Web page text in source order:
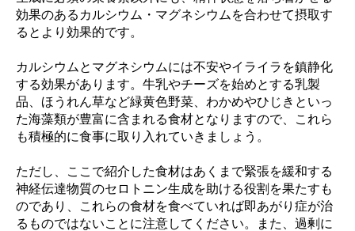
効果のあるカルシウム・マグネシウムを合わせて摂取す
るとより効果的です。
カルシウムとマグネシウムには不安やイライラを鎮静化
する効果があります。牛乳やチーズを始めとする乳製
品、ほうれん草など緑黄色野菜、わかめやひじきといっ
た海藻類が豊富に含まれる食材となりますので、これら
も積極的に食事に取り入れていきましょう。
ただし、ここで紹介した食材はあくまで緊張を緩和する
神経伝達物質のセロトニン生成を助ける役割を果たすも
のであり、これらの食材を食べていれば即あがり症が治
るものではないことに注意してください。また、過剰に